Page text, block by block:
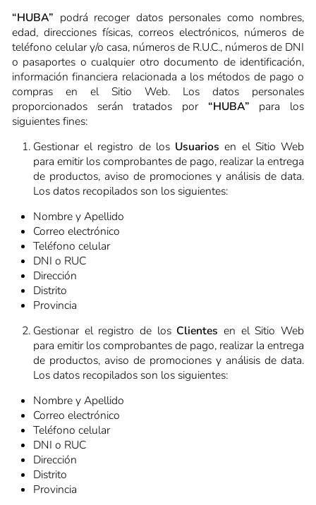
“HUBA” podrá recoger datos personales como nombres,
edad, direcciones físicas, correos electrónicos, números de
teléfono celular y/o casa, números de R.U.C., números de DNI
o pasaportes o cualquier otro documento de identificación,
información financiera relacionada a los métodos de pago o
compras en el Sitio Web. Los datos personales
proporcionados serán tratados por “HUBA” para los
siguientes fines:
Gestionar el registro de los Usuariosen el Sitio Web
para emitir los comprobantes de pago, realizar la entrega
de productos, aviso de promociones y análisis de data.
Los datos recopilados son los siguientes:
Nombre y Apellido
Correo electrónico
Teléfono celular
DNI o RUC
Dirección
Distrito
Provincia
Gestionar el registro de los Clientesen el Sitio Web
para emitir los comprobantes de pago, realizar la entrega
de productos, aviso de promociones y análisis de data.
Los datos recopilados son los siguientes:
Nombre y Apellido
Correo electrónico
Teléfono celular
DNI o RUC
Dirección
Distrito
Provincia